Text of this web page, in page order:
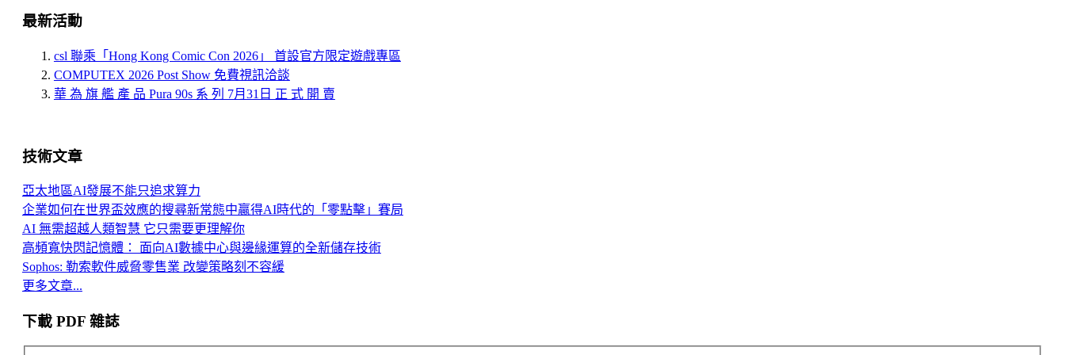
最新活動
csl 聯乘「Hong Kong Comic Con 2026」 首設官方限定遊戲專區
COMPUTEX 2026 Post Show 免費視訊洽談
華 為 旗 艦 產 品 Pura 90s 系 列 7月31日 正 式 開 賣
技術文章
亞太地區AI發展不能只追求算力
企業如何在世界盃效應的搜尋新常態中贏得AI時代的「零點擊」賽局
AI 無需超越人類智慧 它只需要更理解你
高頻寬快閃記憶體： 面向AI數據中心與邊緣運算的全新儲存技術
Sophos: 勒索軟件威脅零售業 改變策略刻不容緩
更多文章...
下載 PDF 雜誌